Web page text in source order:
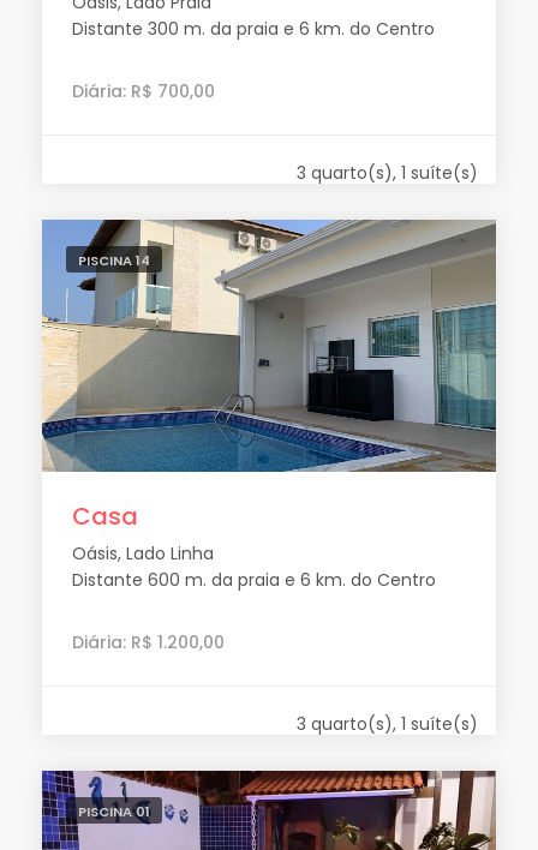
Distante 300 m. da praia e 6 km. do Centro
Diária: R$ 700,00
3 quarto(s), 1 suíte(s)
PISCINA 14
Casa
Oásis, Lado Linha
Distante 600 m. da praia e 6 km. do Centro
Diária: R$ 1.200,00
3 quarto(s), 1 suíte(s)
PISCINA 01